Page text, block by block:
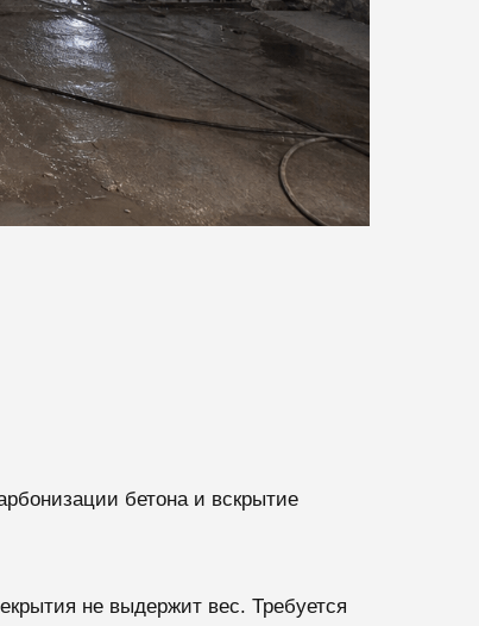
бетона и вскрытие
не выдержит вес. Требуется